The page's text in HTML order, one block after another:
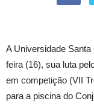
A Universidade
feira (16), sua luta
em competição (VII
para a piscina do